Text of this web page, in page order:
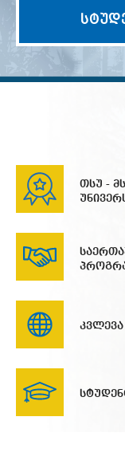
თსუ -